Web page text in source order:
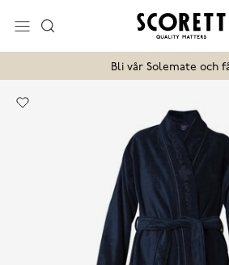
Bli vår Solemate och få